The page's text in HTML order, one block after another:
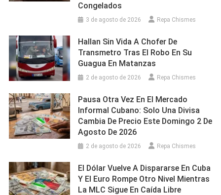
Congelados
3 de agosto de 2026 Repa Chismes
Hallan Sin Vida A Chofer De
Transmetro Tras El Robo En Su
Guagua En Matanzas
2 de agosto de 2026 Repa Chismes
Pausa Otra Vez En El Mercado
Informal Cubano: Solo Una Divisa
Cambia De Precio Este Domingo 2 De
Agosto De 2026
2 de agosto de 2026 Repa Chismes
El Dólar Vuelve A Dispararse En Cuba
Y El Euro Rompe Otro Nivel Mientras
La MLC Sigue En Caída Libre